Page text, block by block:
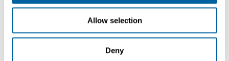
Allow selection
Deny
🔹Support och rådgivning
för JBC produkter: